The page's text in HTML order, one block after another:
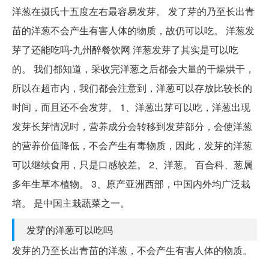
洋葱在摄氏十五度左右最容易发芽。 发了芽的乃至长出青
苗的洋葱不会产生有害人体的物质，故仍可以吃。 洋葱发
芽了还能吃吗-九州醉餐饮网 洋葱发芽了其实是可以吃
的。 我们都知道，采收完洋葱之后都会大量的干燥烘干，
所以在超市内，我们都会注意到，洋葱可以存放比较长的
时间，而且还不会发芽。 1、洋葱出芽可以吃，洋葱出现
发芽长芽情况时，营养成分会转移到发芽部分，会使洋葱
的营养价值降低，不会产生有毒物质，因此，发芽的洋葱
可以继续食用，只是口感较差。 2、洋葱。 百合科、葱属
多年生草本植物。 3、原产亚洲西部，中国内外均广泛栽
培。 是中国主栽蔬菜之一。
发芽的洋葱可以吃吗
发芽的乃至长出青苗的洋葱，不会产生有害人体的物质。